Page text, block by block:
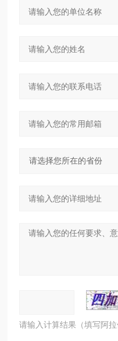
请输入计算结果（填写阿